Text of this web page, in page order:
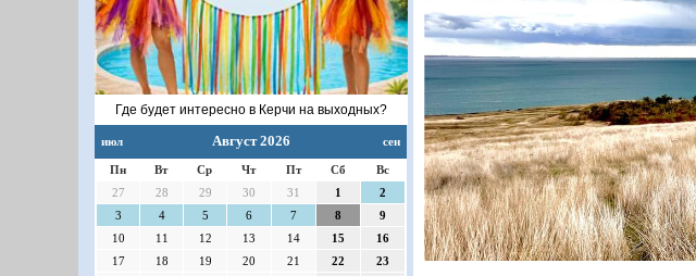
Где будет интересно в Керчи на выходных?
июл Август 2026 сен
Пн Вт Ср Чт Пт Сб
Вс
27
28 29 30 31 1
2
3
4 5 6 7 8
9
10
11 12 13 14 15
16
17
18 19 20 21 22
23
Предыдущий